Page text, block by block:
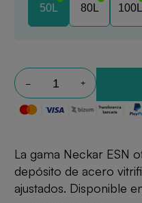
50L 80L 100L
La gama Neckar ESN
depósito de acero
ajustados. Disponible